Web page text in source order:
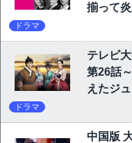
揃って
ドラマ
テレビ
第26話
えたジ
ドラマ
中国版